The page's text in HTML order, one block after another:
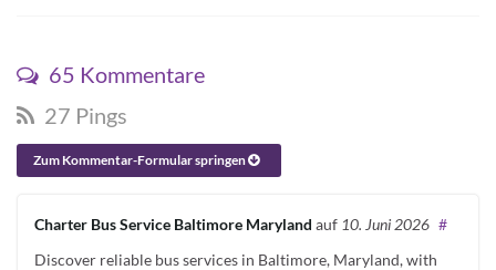
65 Kommentare
27 Pings
Zum Kommentar-Formular springen
Charter Bus Service Baltimore Maryland auf 10. Juni 2026 #
Discover reliable bus services in Baltimore, Maryland, with